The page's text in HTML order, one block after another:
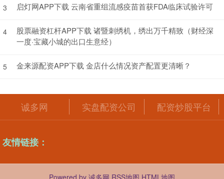
3 启灯网APP下载 云南省重组流感疫苗首获FDA临床试验许可
4
股票融资杠杆APP下载 诸暨刺绣机，绣出万千精致（财经深
一度·宝藏小城的出口生意经）
5 金来源配资APP下载 金店什么情况资产配置更清晰？
诚多网 实盘配资公司 配资炒股平台
友情链接：